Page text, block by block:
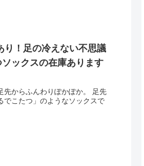
り！足の冷えない不思議
ックスの在庫あります
先からふんわりぽかぽか。 足先
でこたつ」のようなソックスで